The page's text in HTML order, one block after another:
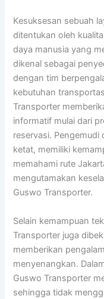
Kesuksesan sebuah
ditentukan oleh
daya manusia yang
dikenal sebagai
dengan tim
kebutuhan
Transporter
informatif mulai dari
reservasi. Pengemudi
ketat, memiliki
memahami rute
mengutamakan
Guswo Transporter.
Selain kemampuan
Transporter juga
memberikan
menyenangkan.
Guswo Transporter
sehingga tidak